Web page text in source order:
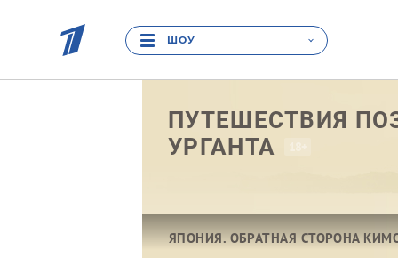
ШОУ
ПУТЕШЕСТВИЯ
УРГАНТА
ЯПОНИЯ. ОБРАТНАЯ СТОРОНА